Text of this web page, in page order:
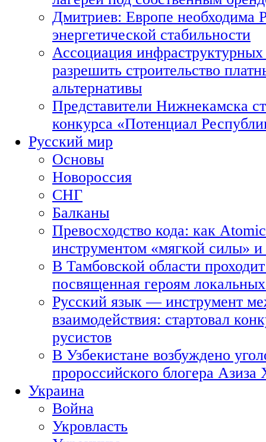
Дмитриев: Европе необходима
энергетической стабильности
Ассоциация
разрешить строительство
альтернативы
Представители Нижнекамска
конкурса «Потенциал
Русский мир
Основы
Новороссия
СНГ
Балканы
Превосходство кода: как
инструментом «мягкой силы» и
В Тамбовской области
посвященная героям
Русский язык — инструмент
взаимодействия: стартовал
русистов
В Узбекистане возбуждено
пророссийского блогера Азиза
Украина
Война
Укровласть